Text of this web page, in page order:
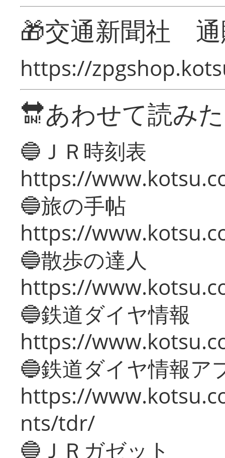
🎁交通新聞社
https://
🔛あわせて読み
🔵ＪＲ時刻表
https://
🔵旅の手帖
https://
🔵散歩の達人
https://
🔵鉄道ダイヤ情報
https://
🔵鉄道ダイヤ情報ア
https://
nts/tdr/
🔵ＪＲガゼット